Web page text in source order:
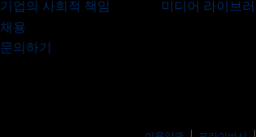
기업의 사회적 책임
채용
문의하기
미디어 라이브